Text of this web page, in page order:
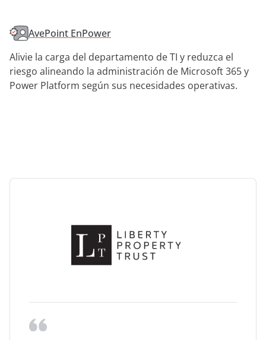
AvePoint EnPower
Alivie la carga del departamento de TI y reduzca el
riesgo alineando la administración de Microsoft 365 y
Power Platform según sus necesidades operativas.